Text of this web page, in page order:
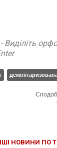
НОВИНИ ПО